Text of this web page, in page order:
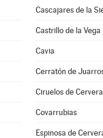
Cascajares de la
Castrillo de la Vega
Cavia
Cerratón de
Ciruelos de Cervera
Covarrubias
Espinosa de